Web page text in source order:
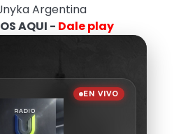
Argentina
AQUI - Dale play